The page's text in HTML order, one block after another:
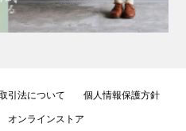
引法について
個人情報保護方針
オンラインストア